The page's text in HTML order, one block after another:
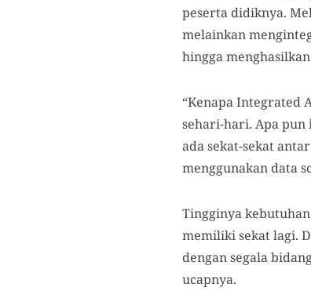
peserta didiknya.
melainkan
hingga
“Kenapa Integrated
sehari-hari. Apa pun
ada sekat-sekat
menggunakan data
Tingginya
memiliki sekat lagi.
dengan segala
ucapnya.